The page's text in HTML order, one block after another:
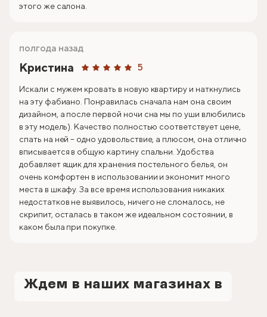
этого же салона.
Кристина 5
полгода назад
Искали с мужем кровать в новую квартиру и наткнулись
на эту фабиано. Понравилась сначала нам она своим
дизайном, а после первой ночи сна мы по уши влюбились
в эту модель). Качество полностью соответствует цене,
спать на ней – одно удовольствие, а плюсом, она отлично
вписывается в общую картину спальни. Удобства
добавляет ящик для хранения постельного белья, он
очень комфортен в использовании и экономит много
места в шкафу. За все время использования никаких
недостатков не выявилось, ничего не сломалось, не
скрипит, осталась в таком же идеальном состоянии, в
каком была при покупке.
Ждем в наших магазинах в